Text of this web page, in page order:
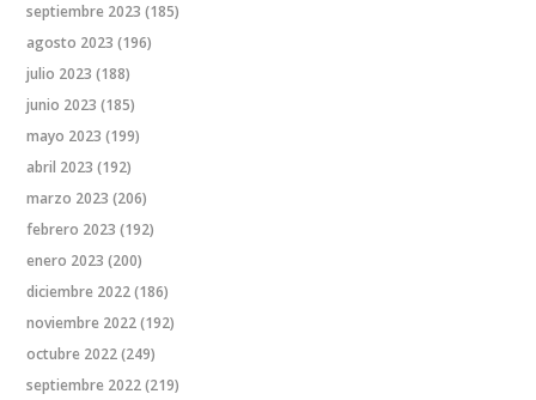
septiembre 2023 (185)
agosto 2023 (196)
julio 2023 (188)
junio 2023 (185)
mayo 2023 (199)
abril 2023 (192)
marzo 2023 (206)
febrero 2023 (192)
enero 2023 (200)
diciembre 2022(186)
noviembre 2022(192)
octubre 2022(249)
septiembre 2022(219)